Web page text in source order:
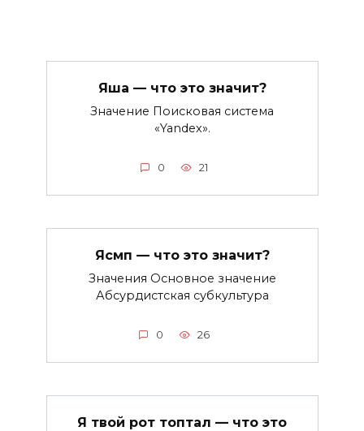
Яша — что это значит?
Значение Поисковая система
«Yandex».
0 21
Ясмп — что это значит?
Значения Основное значение
Абсурдистская субкультура
0 26
Я твой рот топтал — что это